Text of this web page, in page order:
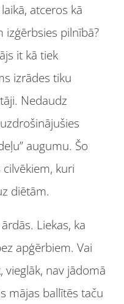
atceros kā
izģērbsies pilnībā?
it kā tiek
izrādes tiku
Nedaudz
augumu. Šo
kuri
diētām.
Liekas, ka
apģērbiem. Vai
vieglāk, nav jādomā
mājas ballītēs taču